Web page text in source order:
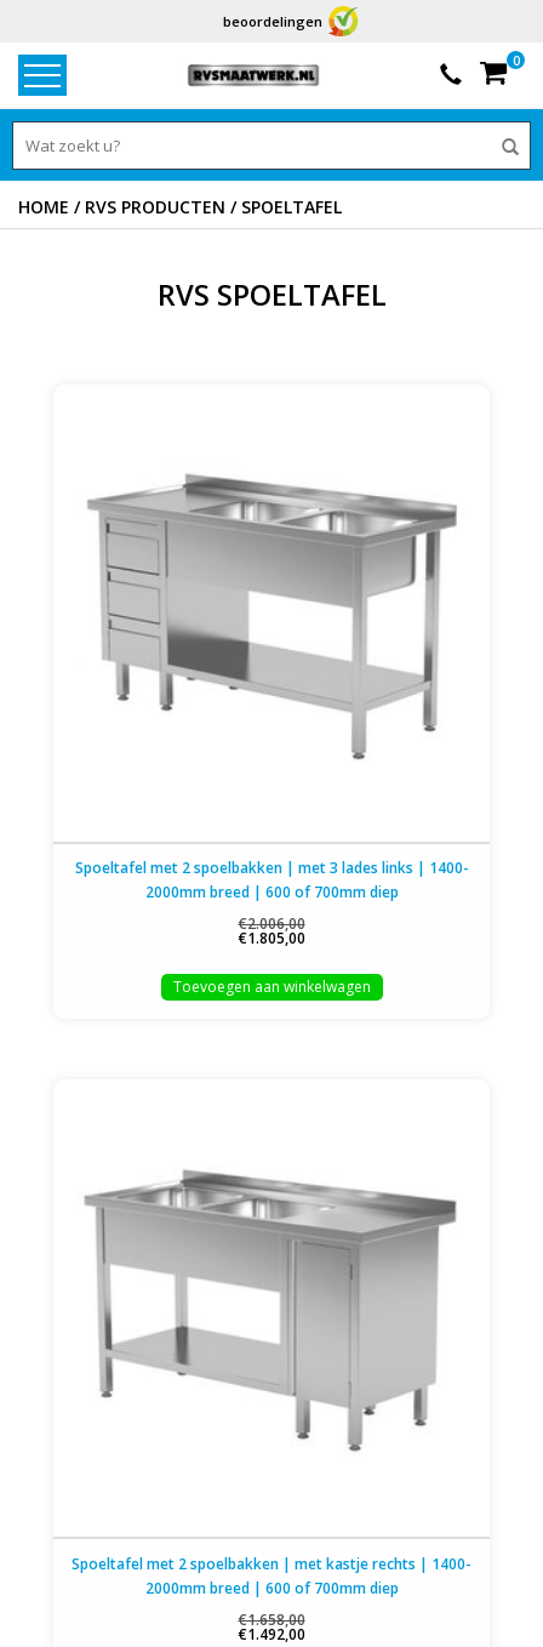
2554beoordelingen
0
HOME / RVS PRODUCTEN / SPOELTAFEL
RVS SPOELTAFEL
Spoeltafel met 2 spoelbakken | met 3 lades links | 1400-
2000mm breed | 600 of 700mm diep
€2.006,00
€1.805,00
Toevoegen aan winkelwagen
Spoeltafel met 2 spoelbakken | met kastje rechts | 1400-
2000mm breed | 600 of 700mm diep
€1.658,00
€1.492,00